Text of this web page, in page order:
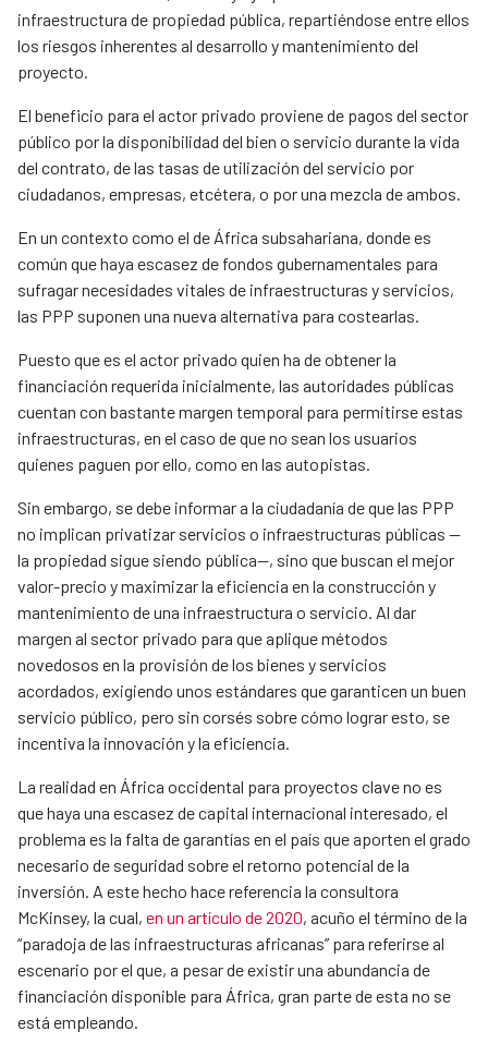
infraestructura de propiedad pública, repartiéndose entre ellos
los riesgos inherentes al desarrollo y mantenimiento del
proyecto.
El beneficio para el actor privado proviene de pagos del sector
público por la disponibilidad del bien o servicio durante la vida
del contrato, de las tasas de utilización del servicio por
ciudadanos, empresas, etcétera, o por una mezcla de ambos.
En un contexto como el de África subsahariana, donde es
común que haya escasez de fondos gubernamentales para
sufragar necesidades vitales de infraestructuras y servicios,
las PPP suponen una nueva alternativa para costearlas.
Puesto que es el actor privado quien ha de obtener la
financiación requerida inicialmente, las autoridades públicas
cuentan con bastante margen temporal para permitirse estas
infraestructuras, en el caso de que no sean los usuarios
quienes paguen por ello, como en las autopistas.
Sin embargo, se debe informar a la ciudadanía de que las PPP
no implican privatizar servicios o infraestructuras públicas —
la propiedad sigue siendo pública—, sino que buscan el mejor
valor-precio y maximizar la eficiencia en la construcción y
mantenimiento de una infraestructura o servicio. Al dar
margen al sector privado para que aplique métodos
novedosos en la provisión de los bienes y servicios
acordados, exigiendo unos estándares que garanticen un buen
servicio público, pero sin corsés sobre cómo lograr esto, se
incentiva la innovación y la eficiencia.
La realidad en África occidental para proyectos clave no es
que haya una escasez de capital internacional interesado, el
problema es la falta de garantías en el país que aporten el grado
necesario de seguridad sobre el retorno potencial de la
inversión. A este hecho hace referencia la consultora
McKinsey, la cual, en un artículo de 2020, acuño el término de la
“paradoja de las infraestructuras africanas” para referirse al
escenario por el que, a pesar de existir una abundancia de
financiación disponible para África, gran parte de esta no se
está empleando.